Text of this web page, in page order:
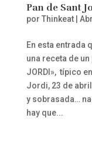
Pan de Sant
por Thinkeat|
En esta entrada
una receta de un
JORDI», típico
Jordi, 23 de
y sobrasada…
hay que...